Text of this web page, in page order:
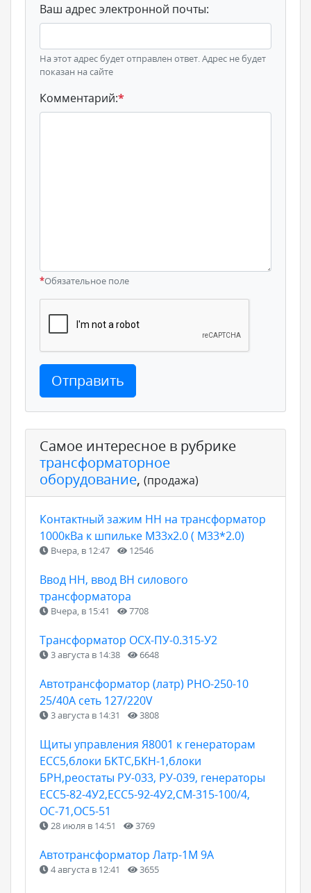
Ваш адрес электронной почты:
На этот адрес будет отправлен ответ. Адрес не будет
показан на сайте
Комментарий:*
*Обязательное поле
Отправить
Самое интересное в рубрике
трансформаторное
оборудование, (продажа)
Контактный зажим НН на трансформатор
1000кВа к шпильке М33х2.0 ( М33*2.0)
Вчера, в 12:47 12546
Ввод НН, ввод ВН силового
трансформатора
Вчера, в 15:41 7708
Трансформатор ОСХ-ПУ-0.315-У2
3 августа в 14:38 6648
Автотрансформатор (латр) РНО-250-10
25/40А сеть 127/220V
3 августа в 14:31 3808
Щиты управления Я8001 к генераторам
ЕСС5,блоки БКТС,БКН-1,блоки
БРН,реостаты РУ-033, РУ-039, генераторы
ЕСС5-82-4У2,ЕСС5-92-4У2,СМ-315-100/4,
ОС-71,ОС5-51
28 июля в 14:51 3769
Автотрансформатор Латр-1М 9А
4 августа в 12:41 3655